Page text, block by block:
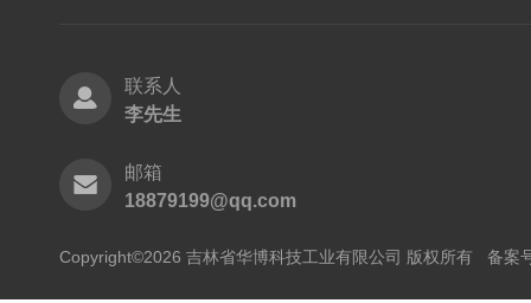
联系人
李先生
邮箱
18879199@qq.com
Copyright©2026 吉林省华博科技工业有限公司 版权所有 备案